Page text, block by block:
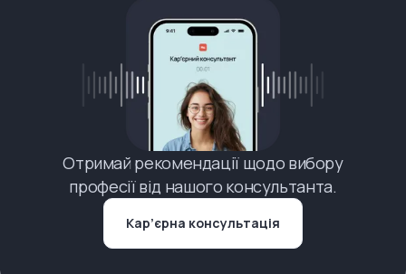
Отримай рекомендації щодо вибору
професії від нашого консультанта.
Кар’єрна консультація